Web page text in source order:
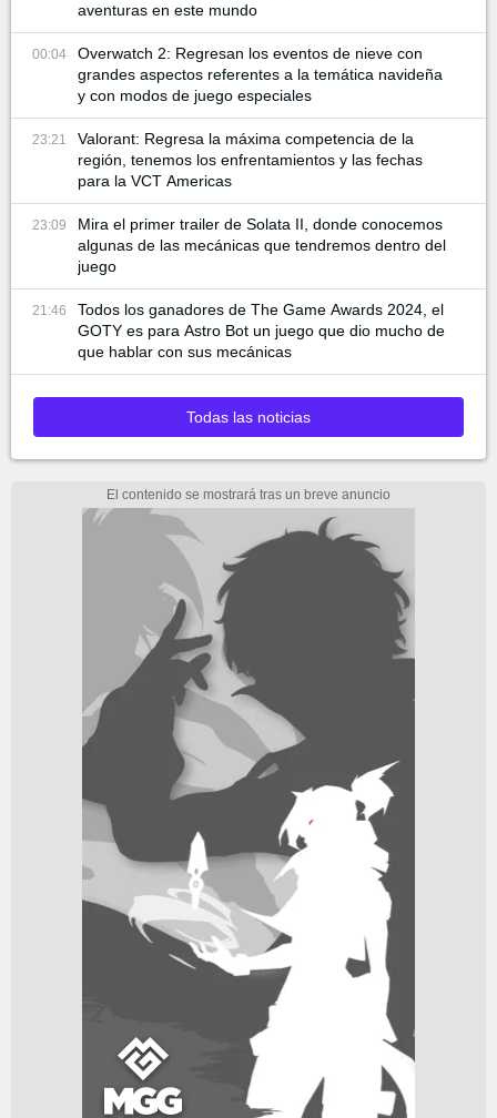
aventuras en este mundo
00:04
Overwatch 2: Regresan los eventos de nieve con
grandes aspectos referentes a la temática navideña
y con modos de juego especiales
23:21
Valorant: Regresa la máxima competencia de la
región, tenemos los enfrentamientos y las fechas
para la VCT Americas
23:09
Mira el primer trailer de Solata II, donde conocemos
algunas de las mecánicas que tendremos dentro del
juego
21:46
Todos los ganadores de The Game Awards 2024, el
GOTY es para Astro Bot un juego que dio mucho de
que hablar con sus mecánicas
Todas las noticias